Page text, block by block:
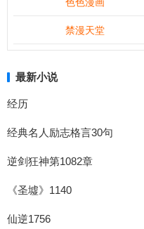
禁漫天堂
最新小说
经历
经典名人励志格言30句
逆剑狂神第1082章
《圣墟》1140
仙逆1756